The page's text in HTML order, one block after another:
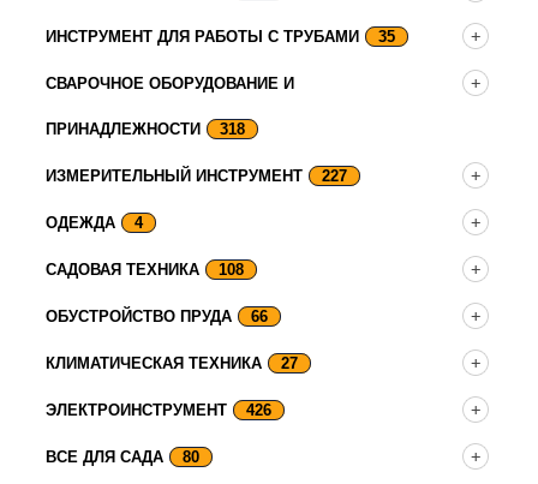
ИНСТРУМЕНТ ДЛЯ РАБОТЫ С ТРУБАМИ 35
СВАРОЧНОЕ ОБОРУДОВАНИЕ И
ПРИНАДЛЕЖНОСТИ 318
ИЗМЕРИТЕЛЬНЫЙ ИНСТРУМЕНТ 227
ОДЕЖДА 4
САДОВАЯ ТЕХНИКА 108
ОБУСТРОЙСТВО ПРУДА 66
КЛИМАТИЧЕСКАЯ ТЕХНИКА 27
ЭЛЕКТРОИНСТРУМЕНТ 426
ВСЕ ДЛЯ САДА 80